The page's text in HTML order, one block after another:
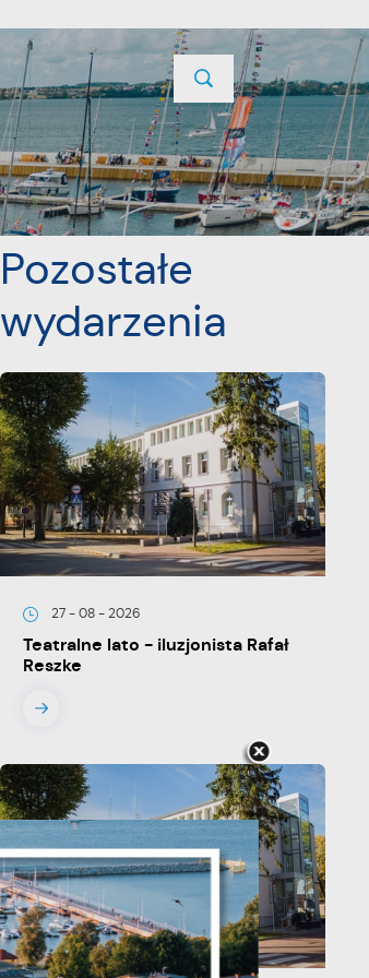
PROJEKTY UNIJNE KONTAKT
POPRZEDNI NASTĘPNY
Pozostałe
wydarzenia
27 - 08 - 2026
Teatralne lato - iluzjonista Rafał
Reszke